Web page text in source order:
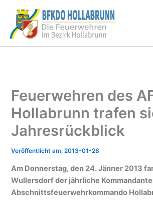
Inhalt
springen
Feuerwehren des
Hollabrunn trafen
Jahresrückblick
2013-01-28
Am Donnerstag, den 24. Jänner 2013
Wullersdorf der jährliche
Abschnittsfeuerwehrkommando